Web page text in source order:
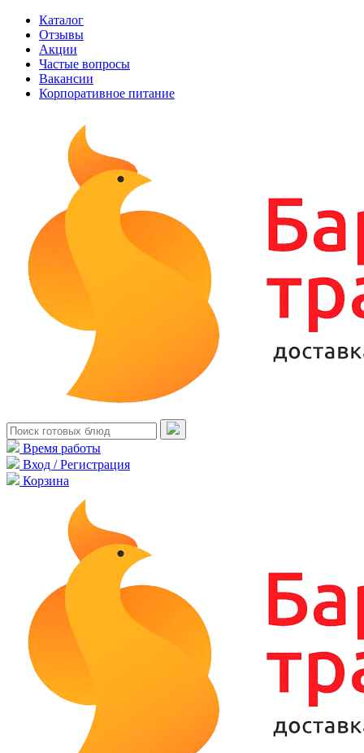
Каталог
Отзывы
Акции
Частые вопросы
Вакансии
Корпоративное питание
Время работы
Вход / Регистрация
Корзина